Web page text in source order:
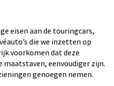
eisen aan de touringcars,
die we inzetten op
voorkomen dat deze
maatstaven, eenvoudiger zijn.
genoegen nemen.